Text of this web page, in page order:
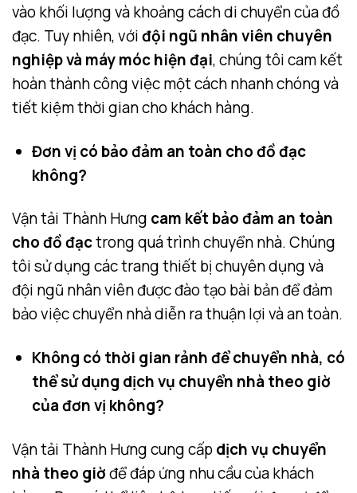
vào khối lượng và khoảng cách di chuyển của đồ
đạc. Tuy nhiên, vớiđội ngũ nhân viên chuyên
nghiệp và máy móc hiện đại, chúng tôi cam kết
hoàn thành công việc một cách nhanh chóng và
tiết kiệm thời gian cho khách hàng.
Đơn vị có bảo đảm an toàn cho đồ đạc
không?
Vận tải Thành Hưng cam kết bảo đảm an toàn
cho đồ đạctrong quá trình chuyển nhà. Chúng
tôi sử dụng các trang thiết bị chuyên dụng và
đội ngũ nhân viên được đào tạo bài bản để đảm
bảo việc chuyển nhà diễn ra thuận lợi và an toàn.
Không có thời gian rảnh để chuyển nhà, có
thể sử dụng dịch vụ chuyển nhà theo giờ
của đơn vị không?
Vận tải Thành Hưng cung cấpdịch vụ chuyển
nhà theo giờđể đáp ứng nhu cầu của khách